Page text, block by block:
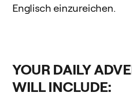
Englisch einzureichen.
YOUR DAILY
WILL INCLUDE: